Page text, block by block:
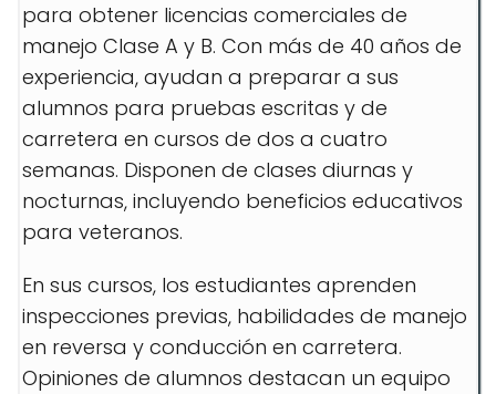
para obtener licencias comerciales de
manejo Clase A y B. Con más de 40 años de
experiencia, ayudan a preparar a sus
alumnos para pruebas escritas y de
carretera en cursos de dos a cuatro
semanas. Disponen de clases diurnas y
nocturnas, incluyendo beneficios educativos
para veteranos.
En sus cursos, los estudiantes aprenden
inspecciones previas, habilidades de manejo
en reversa y conducción en carretera.
Opiniones de alumnos destacan un equipo